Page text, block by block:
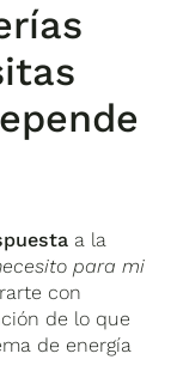
a la
para mi
con
de lo que
de energía